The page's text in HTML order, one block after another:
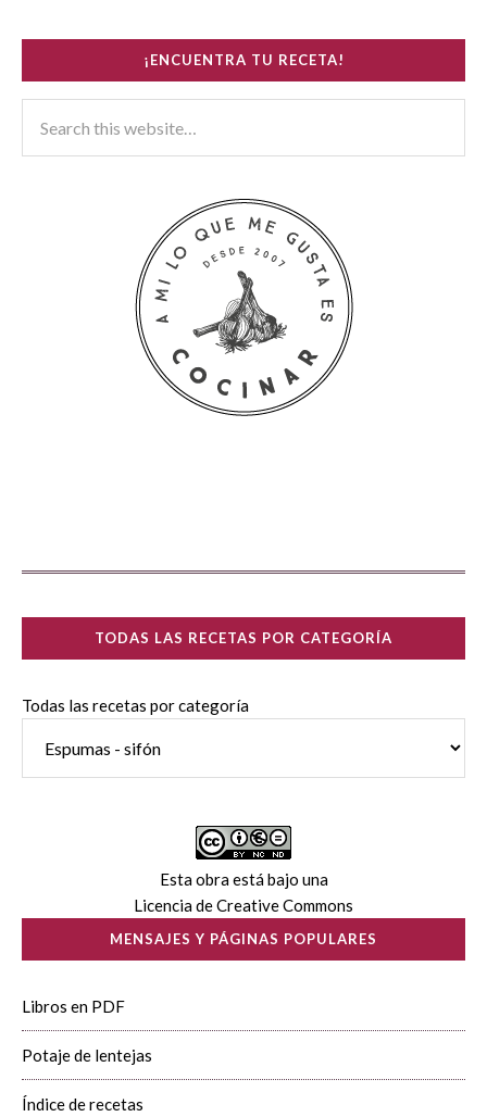
¡ENCUENTRA TU RECETA!
TODAS LAS RECETAS POR CATEGORÍA
Todas las recetas por categoría
Esta obra está bajo una
Licencia de Creative Commons
MENSAJES Y PÁGINAS POPULARES
Libros en PDF
Potaje de lentejas
Índice de recetas